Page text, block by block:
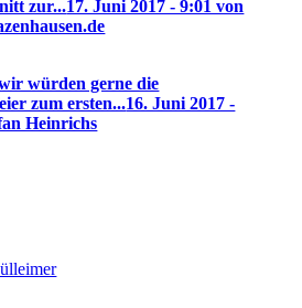
zur...17. Juni 2017 - 9:01 von
würden gerne die
zum ersten...16. Juni 2017 -
Heinrichs